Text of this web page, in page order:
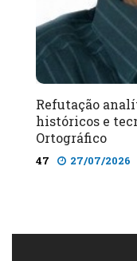
Refutação
históricos e
Ortográfico
47 27/07/2026